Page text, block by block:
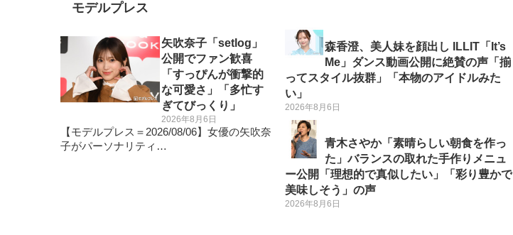
モデルプレス
矢吹奈子「setlog」
公開でファン歓喜
「すっぴんが衝撃的
な可愛さ」「多忙す
ぎてびっくり」
2026年8月6日
【モデルプレス＝2026/08/06】女優の矢吹奈
子がパーソナリティ…
森香澄、美人妹を顔出し ILLIT「It’s
Me」ダンス動画公開に絶賛の声「揃
ってスタイル抜群」「本物のアイドルみた
い」
2026年8月6日
青木さやか「素晴らしい朝食を作っ
た」バランスの取れた手作りメニュ
ー公開「理想的で真似したい」「彩り豊かで
美味しそう」の声
2026年8月6日